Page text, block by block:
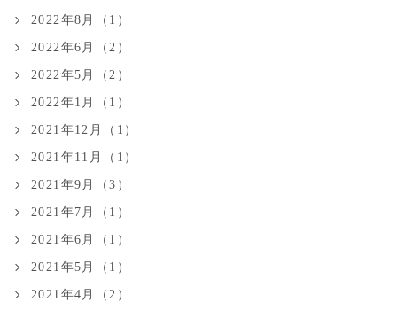
2022年8月（1）
2022年6月（2）
2022年5月（2）
2022年1月（1）
2021年12月（1）
2021年11月（1）
2021年9月（3）
2021年7月（1）
2021年6月（1）
2021年5月（1）
2021年4月（2）